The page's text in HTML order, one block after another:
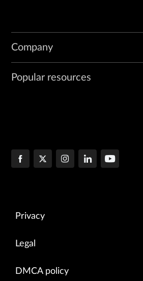
Company
Popular resources
Privacy
Legal
DMCA policy